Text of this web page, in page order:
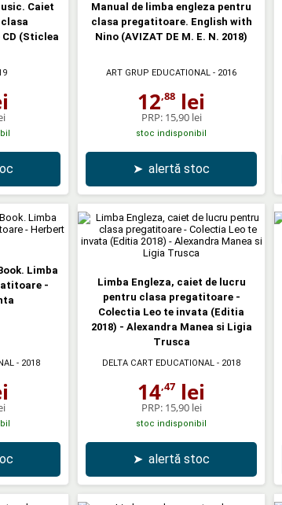
Caiet
(Sticlea
Manual de limba engleza pentru
clasa pregatitoare. English with
Nino (AVIZAT DE M. E. N. 2018)
ART GRUP EDUCATIONAL - 2016
12,88 lei
PRP: 15,90 lei
stoc indisponibil
➤ alertă stoc
Limba
-
- 2018
Limba Engleza, caiet de lucru
pentru clasa pregatitoare -
Colectia Leo te invata (Editia
2018) - Alexandra Manea si Ligia
Trusca
DELTA CART EDUCATIONAL - 2018
14,47 lei
PRP: 15,90 lei
stoc indisponibil
➤ alertă stoc